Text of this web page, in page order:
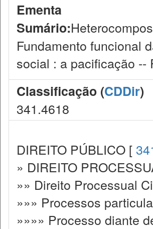
Ementa
Sumário:
Fundamento funcional
social : a pacificação --
Classificação (CDDir)
341.4618
DIREITO PÚBLICO [
» DIREITO
»» Direito Processual
»»» Processos
»»»» Processo diante